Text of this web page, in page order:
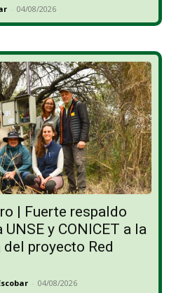
- 04/08/2026
| Fuerte respaldo
y CONICET a la
proyecto Red
- 04/08/2026